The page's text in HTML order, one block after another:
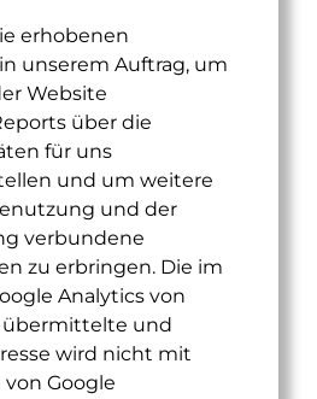
erhobenen
unserem Auftrag, um
Website
über die
für uns
und um weitere
und der
verbundene
zu erbringen. Die im
Analytics von
übermittelte und
wird nicht mit
Google